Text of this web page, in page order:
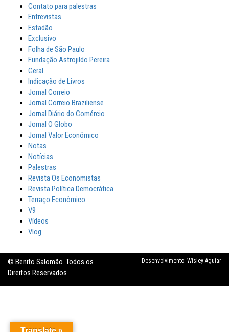
Contato para palestras
Entrevistas
Estadão
Exclusivo
Folha de São Paulo
Fundação Astrojildo Pereira
Geral
Indicação de Livros
Jornal Correio
Jornal Correio Braziliense
Jornal Diário do Comércio
Jornal O Globo
Jornal Valor Econômico
Notas
Notícias
Palestras
Revista Os Economistas
Revista Política Democrática
Terraço Econômico
V9
Vídeos
Vlog
© Benito Salomão. Todos os
Direitos Reservados
Desenvolvimento: Wisley Aguiar